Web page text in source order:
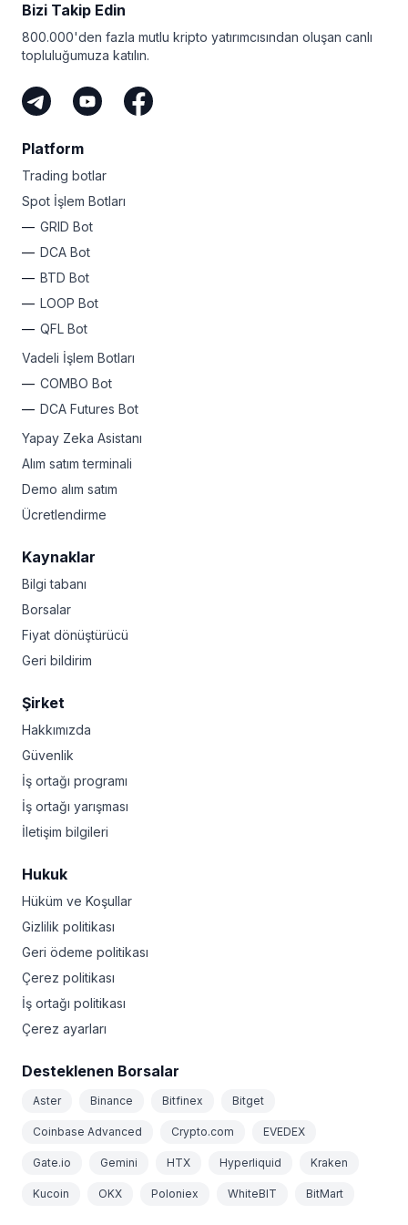
işlemler, izleyen ve Take Profit’ten bahsetmiyorum bile.
Artık FOMO yok - bu plan her fırsattan kâr etmenizi
sağlar!
otomatikleştirmek için basit bir planı var. Neden bugün
kaydolmuyorsunuz ve içinizdeki kripto rock yıldızını
Bizi Takip Edin
800.000'den fazla mutlu kripto yatırımcısından oluşan canlı
topluluğumuza katılın.
Platform
Trading botlar
Spot İşlem Botları
GRID Bot
DCA Bot
BTD Bot
LOOP Bot
QFL Bot
Vadeli İşlem Botları
COMBO Bot
DCA Futures Bot
Yapay Zeka Asistanı
Alım satım terminali
Demo alım satım
Ücretlendirme
Kaynaklar
Bilgi tabanı
Borsalar
Fiyat dönüştürücü
Geri bildirim
Şirket
Hakkımızda
Güvenlik
İş ortağı programı
İş ortağı yarışması
İletişim bilgileri
Hukuk
Hüküm ve Koşullar
Gizlilik politikası
Geri ödeme politikası
Çerez politikası
İş ortağı politikası
Çerez ayarları
Desteklenen Borsalar
Aster Binance Bitfinex Bitget
Coinbase Advanced Crypto.com EVEDEX
Gate.io Gemini HTX Hyperliquid Kraken
Kucoin OKX Poloniex WhiteBIT BitMart